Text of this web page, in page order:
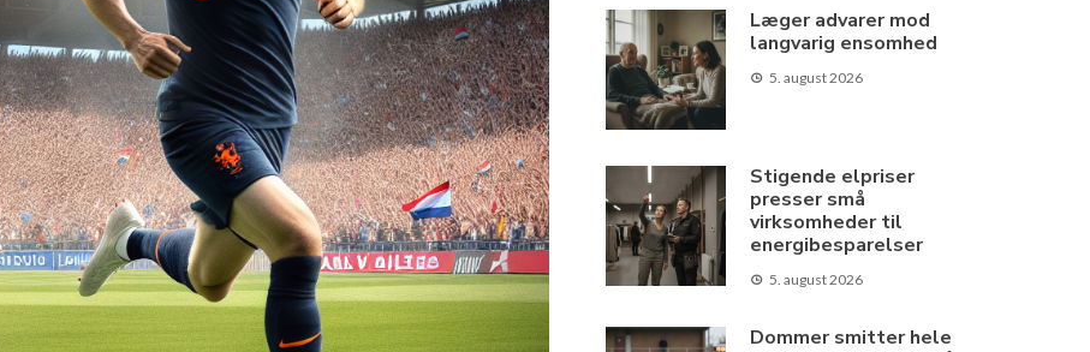
Læger advarer mod
langvarig ensomhed
5. august 2026
Stigende elpriser
presser små
virksomheder til
energibesparelser
5. august 2026
Dommer smitter hele